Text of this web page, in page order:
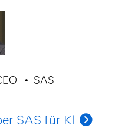
SAS
SAS für KI